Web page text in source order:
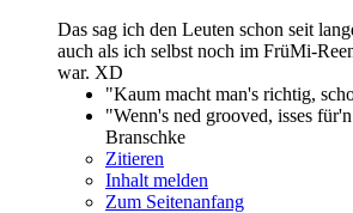
Das sag ich den Leuten schon seit
auch als ich selbst noch im FrüMi-
war. XD
"Kaum macht man's richtig,
"Wenn's ned grooved, isses
Branschke
Zitieren
Inhalt melden
Zum Seitenanfang